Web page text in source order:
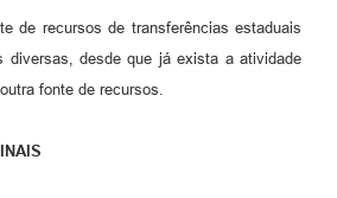
de recursos de transferências estaduais
diversas, desde que já exista a atividade
fonte de recursos.